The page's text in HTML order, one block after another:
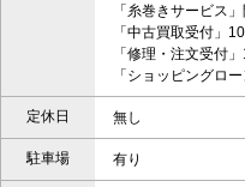
「糸巻きサービス
「中古買取受付」
「修理・注文受付
「ショッピングロ
定休日 無し
駐車場 有り